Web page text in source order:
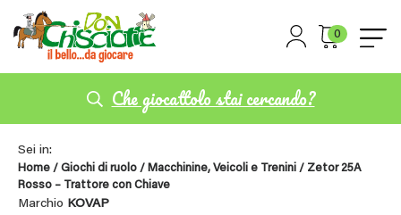
0
Che giocattolo stai cercando?
Sei in:
Home / Giochi di ruolo / Macchinine, Veicoli e Trenini / Zetor 25A
Rosso – Trattore con Chiave
Marchio KOVAP